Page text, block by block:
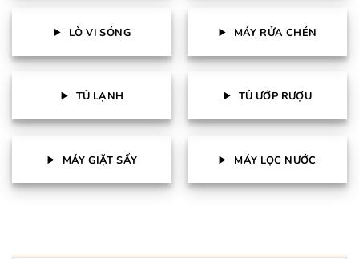
LÒ VI SÓNG MÁY RỬA CHÉN
TỦ LẠNH TỦ ƯỚP RƯỢU
MÁY GIẶT SẤY MÁY LỌC NƯỚC